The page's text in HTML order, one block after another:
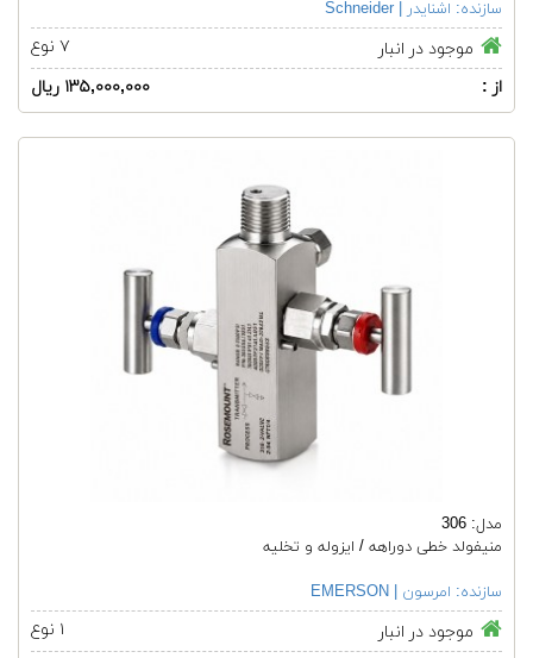
سازنده: اشنایدر | Schneider
موجود در انبار
۷ نوع
از :
۱۳۵,۰۰۰,۰۰۰ ریال
مدل: 306
منیفولد خطی دوراهه / ایزوله و تخلیه
سازنده: امرسون | EMERSON
موجود در انبار
۱ نوع